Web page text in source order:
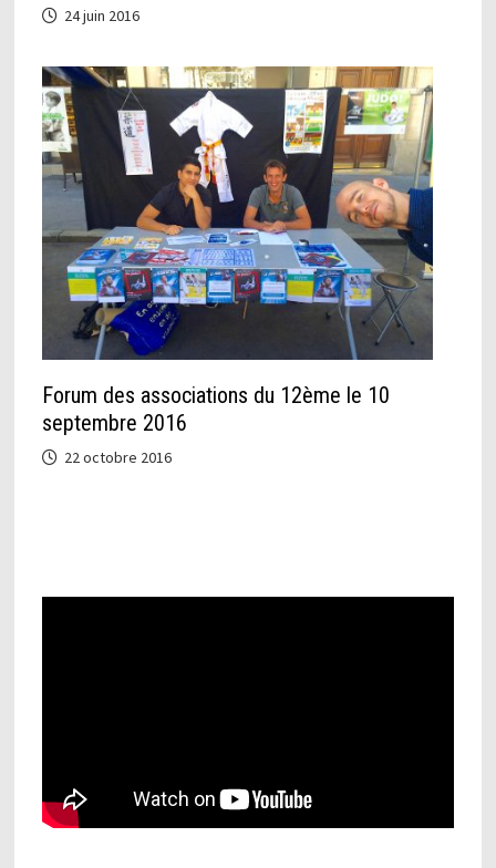
24 juin 2016
Forum des associations du 12ème le 10
septembre 2016
22 octobre 2016